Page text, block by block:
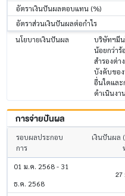
อัตราเงินปันผลตอบแทน (%)
อัตราส่วนเงินปันผลต่อกำไร
นโยบายเงินปันผล
บริษัทฯมีน
น้อยกว่าร้
สำรองต่า
บังคับขอ
อื่นใดและ
ดำเนินง
การจ่ายปันผล
รอบผลประกอบ
การ
เงินปันผล
01 ม.ค. 2568 - 31
ธ.ค. 2568
27